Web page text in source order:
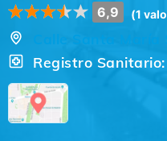
6,9 (1
Calle Santa María
Registro